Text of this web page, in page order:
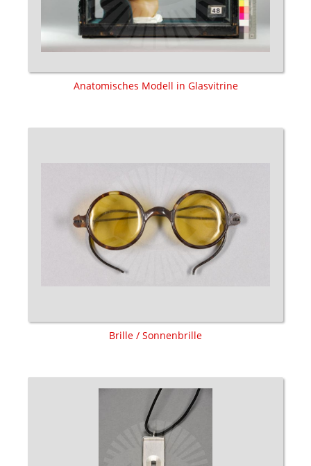
Anatomisches Modell in Glasvitrine
Brille / Sonnenbrille